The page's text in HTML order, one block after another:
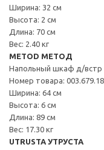
Ширина: 32 см
Высота: 2 см
Длина: 70 см
Вес: 2.40 кг
METOD МЕТОД
Напольный шкаф д/встр
Номер товара: 003.679.18
Ширина: 64 см
Высота: 6 см
Длина: 89 см
Вес: 17.30 кг
UTRUSTA УТРУСТА